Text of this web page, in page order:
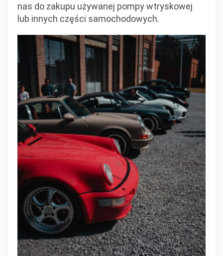
nas do zakupu używanej pompy wtryskowej
lub innych części samochodowych.